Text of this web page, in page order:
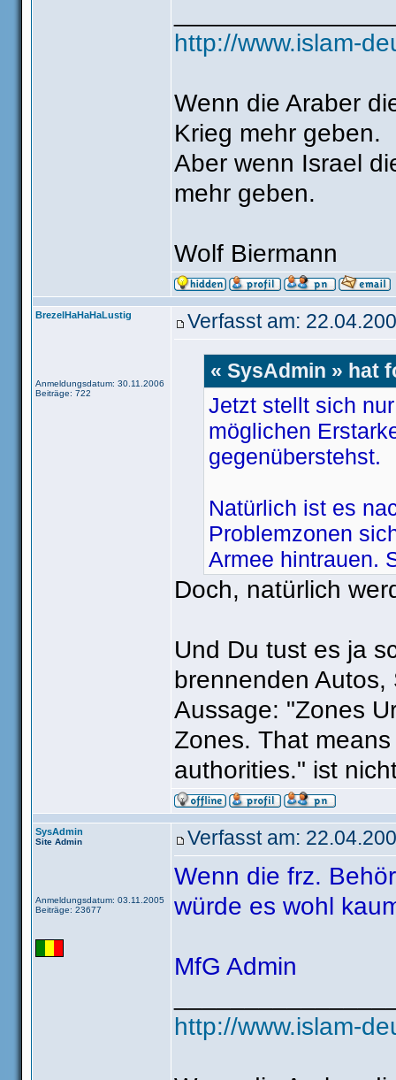
http://www.islam-
Wenn die Araber
Krieg mehr geben.
Aber wenn Israel
mehr geben.
Wolf Biermann
BrezelHaHaHaLustig
Anmeldungsdatum: 30.11.2006
Beiträge: 722
Verfasst am:
« SysAdmin » hat
Jetzt stellt sich
möglichen
gegenüberstehst.
Natürlich ist es
Problemzonen
Armee hintrauen.
Frankreich
"Zones Urbaines
means that these
Mag vielleicht ein
Bezirken, in
kaum brennende
so geschehen bei
Ich weiss nicht,
erwähnt, in allen
Doch, natürlich
Und Du tust es ja
brennenden
Aussage: "Zones
Zones. That
authorities." ist
SysAdmin
Site Admin
Anmeldungsdatum: 03.11.2005
Beiträge: 23677
Verfasst am:
Wenn die frz.
würde es wohl
MfG Admin
http://www.islam-